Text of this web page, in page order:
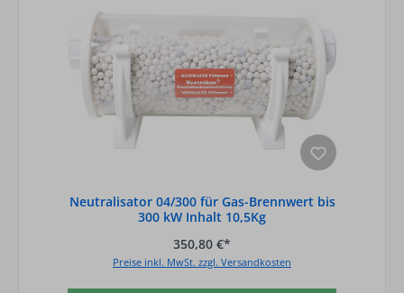
Neutralisator 04/300 für Gas-Brennwert bis
300 kW Inhalt 10,5Kg
350,80 €*
Preise inkl. MwSt. zzgl. Versandkosten